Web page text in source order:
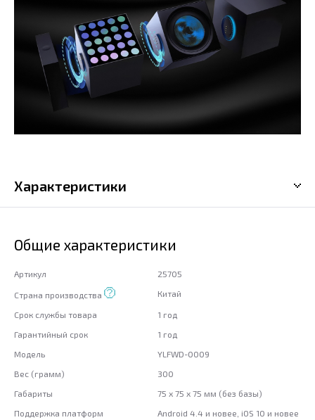
Характеристики
Общие характеристики
Артикул 25705
Страна производства Китай
Срок службы товара
1 год
Гарантийный срок
1 год
Модель
YLFWD-0009
Вес (грамм)
300
Габариты
75 x 75 x 75 мм (без базы)
Поддержка платформ
Android 4.4 и новее, iOS 10 и новее